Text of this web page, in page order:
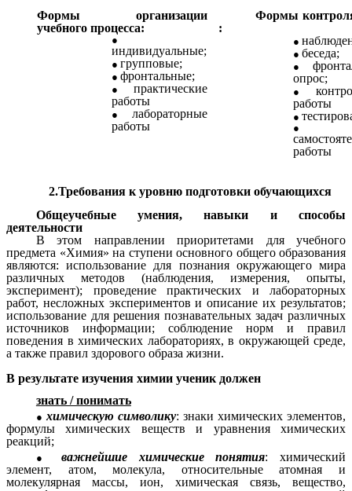
Формы организации
учебного процесса:
индивидуальные;
групповые;
фронтальные;
практические
работы
лабораторные
работы
Формы
:
беседа;
опрос;
работы
работы
2.Требования к уровню подготовки обучающихся
Общеучебные умения, навыки и способы
деятельности
В этом направлении приоритетами для учебного
предмета «Химия» на ступени основного общего образования
являются: использование для познания окружающего мира
различных методов (наблюдения, измерения, опыты,
эксперимент); проведение практических и лабораторных
работ, несложных экспериментов и описание их результатов;
использование для решения познавательных задач различных
источников информации; соблюдение норм и правил
поведения в химических лабораториях, в окружающей среде,
а также правил здорового образа жизни.
В результате изучения химии ученик должен
знать / понимать
химическую символику: знаки химических элементов,
формулы химических веществ и уравнения химических
реакций;
важнейшие химические понятия: химический
элемент, атом, молекула, относительные атомная и
молекулярная массы, ион, химическая связь, вещество,